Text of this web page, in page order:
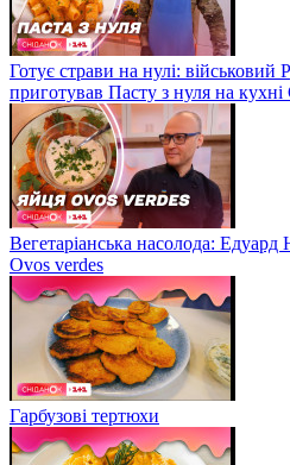
Готує страви на нулі:
приготував Пасту з нуля на кухні
Вегетаріанська насолода:
Ovos verdes
Гарбузові тертюхи